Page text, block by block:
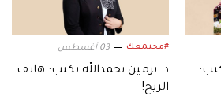
#مجتمعك 03 أغسطس
د. نرمين نحمدالله تكتب: هاتف
الريح!